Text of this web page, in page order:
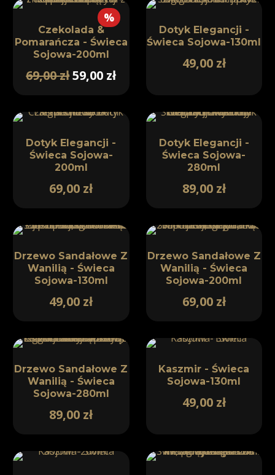
Czekolada &
Pomarańcza - Świeca
Sojowa-200ml
%
69,00zł59,00 zł
Dotyk Elegancji -
Świeca Sojowa-130ml
49,00 zł
Dotyk Elegancji -
Świeca Sojowa-
200ml
69,00 zł
Dotyk Elegancji -
Świeca Sojowa-
280ml
89,00 zł
Drzewo Sandałowe Z
Wanilią - Świeca
Sojowa-130ml
49,00 zł
Drzewo Sandałowe Z
Wanilią - Świeca
Sojowa-200ml
69,00 zł
Drzewo Sandałowe Z
Wanilią - Świeca
Sojowa-280ml
89,00 zł
Kaszmir - Świeca
Sojowa-130ml
49,00 zł